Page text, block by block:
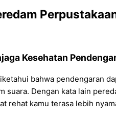
Kesehatan
bahwa pendengaran
suara. Dengan kata lain
rehat kamu terasa lebih